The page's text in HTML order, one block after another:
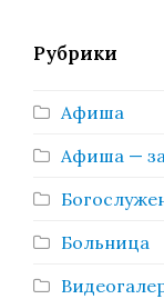
Рубрики
Афиша
Афиша —
Больница